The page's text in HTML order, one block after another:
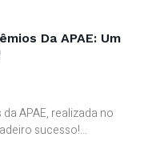
Da APAE: Um
APAE, realizada no
sucesso!...